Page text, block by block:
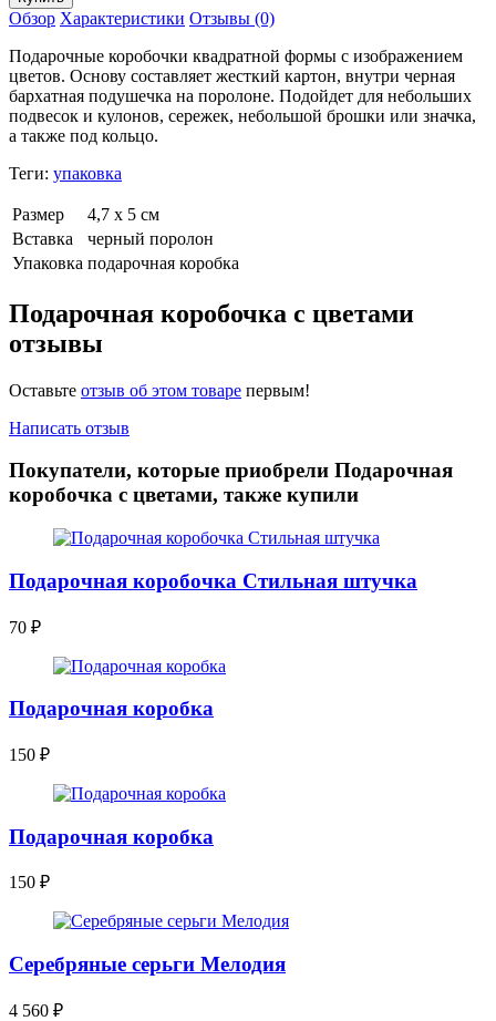
Обзор Характеристики Отзывы (0)
Подарочные коробочки квадратной формы с изображением
цветов. Основу составляет жесткий картон, внутри черная
бархатная подушечка на поролоне. Подойдет для небольших
подвесок и кулонов, сережек, небольшой брошки или значка,
а также под кольцо.
Теги: упаковка
Размер
4,7 х 5 см
Вставка
черный поролон
Упаковка подарочная коробка
Подарочная коробочка с цветами
отзывы
Оставьте отзыв об этом товаре первым!
Написать отзыв
Покупатели, которые приобрели Подарочная
коробочка с цветами, также купили
Подарочная коробочка Стильная штучка
70 ₽
Подарочная коробка
150 ₽
Подарочная коробка
150 ₽
Серебряные серьги Мелодия
4 560 ₽